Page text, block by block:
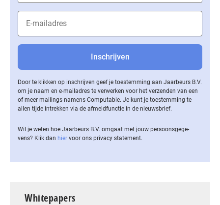
Door te klikken op inschrijven geef je toestemming aan Jaarbeurs B.V.
om je naam en e-mailadres te verwerken voor het verzenden van een
of meer mailings namens Computable. Je kunt je toestemming te
allen tijde intrekken via de af­meld­func­tie in de nieuwsbrief.
Wil je weten hoe Jaarbeurs B.V. omgaat met jouw per­soons­ge­ge­
vens? Klik dan hier voor ons privacy statement.
Whitepapers